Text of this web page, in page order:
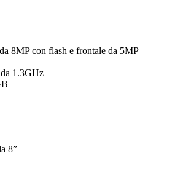
8MP con flash e frontale da 5MP
1.3GHz
8”